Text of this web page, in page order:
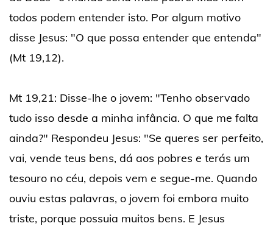
todos podem entender isto. Por algum motivo
disse Jesus: "O que possa entender que entenda"
(Mt 19,12).
Mt 19,21: Disse-lhe o jovem: "Tenho observado
tudo isso desde a minha infância. O que me falta
ainda?" Respondeu Jesus: "Se queres ser perfeito,
vai, vende teus bens, dá aos pobres e terás um
tesouro no céu, depois vem e segue-me. Quando
ouviu estas palavras, o jovem foi embora muito
triste, porque possuia muitos bens. E Jesus